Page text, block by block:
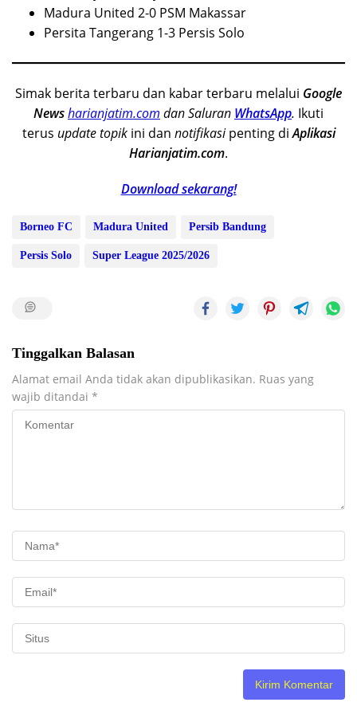
Madura United 2-0 PSM Makassar
Persita Tangerang 1-3 Persis Solo
Simak berita terbaru dan kabar terbaru melalui Google
Newsharianjatim.com dan Saluran WhatsApp. Ikuti
terus update topikini dan notifikasipenting diAplikasi
Harianjatim.com.
Download sekarang!
Borneo FC Madura United Persib Bandung
Persis Solo Super League 2025/2026
Tinggalkan Balasan
Alamat email Anda tidak akan dipublikasikan. Ruas yang
wajib ditandai *